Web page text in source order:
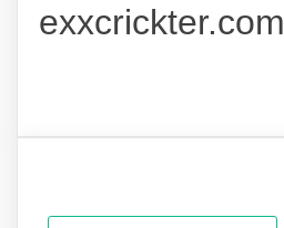
exxcrickter.com